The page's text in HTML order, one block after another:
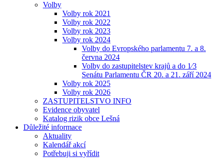
Volby
Volby rok 2021
Volby rok 2022
Volby rok 2023
Volby rok 2024
Volby do Evropského parlamentu 7. a 8.
června 2024
Volby do zastupitelstev krajů a do 1⁄3
Senátu Parlamentu ČR 20. a 21. září 2024
Volby rok 2025
Volby rok 2026
ZASTUPITELSTVO INFO
Evidence obyvatel
Katalog rizik obce Lešná
Důležité informace
Aktuality
Kalendář akcí
Potřebuji si vyřídit